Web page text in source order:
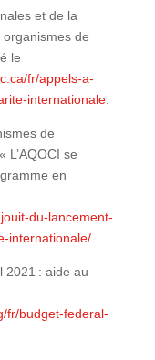
et de la
de
le
fr/appels-a-
internationale.
de
L’AQOCI se
en
du-lancement-
internationale/.
2021 : aide au
fr/budget-federal-